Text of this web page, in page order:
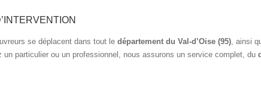
se déplacent dans tout le département du Val-d’Oise (95), ainsi
un particulier ou un professionnel, nous assurons un service complet, du